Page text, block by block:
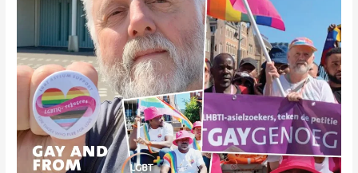
homofoob
Uganda
afwachting
van
uitzetting